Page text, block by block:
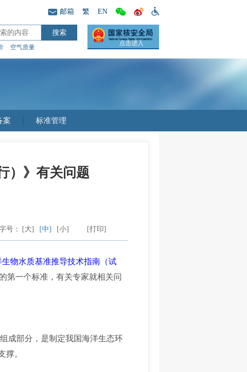
邮箱 繁 EN
空气质量
点击进入
案 标准管理
）》有关问题
[打印]
号： [大] [中] [小]
生物水质基准推导技术指南（试
第一个标准，有关专家就相关问
成部分，是制定我国海洋生态环
撑。